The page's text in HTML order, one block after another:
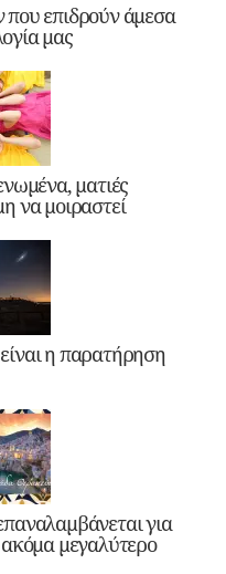
που επιδρούν άμεσα
μας
ματιές
να μοιραστεί
η παρατήρηση
για
ακόμα μεγαλύτερο